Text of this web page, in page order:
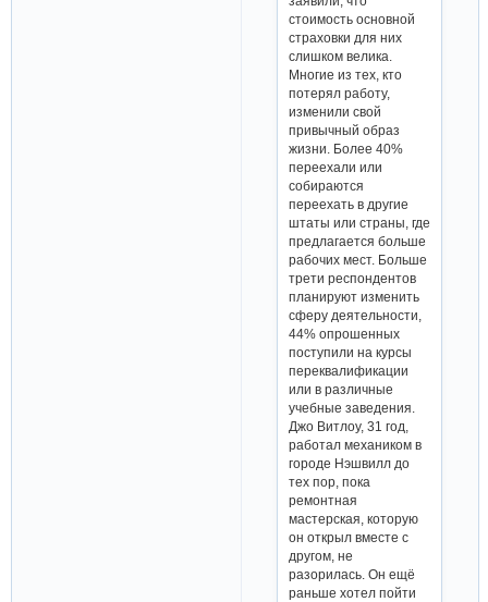
стоимость основной
страховки для них
слишком велика.
Многие из тех, кто
потерял работу,
изменили свой
привычный образ
жизни. Более 40%
переехали или
собираются
переехать в другие
штаты или страны, где
предлагается больше
рабочих мест. Больше
трети респондентов
планируют изменить
сферу деятельности,
44% опрошенных
поступили на курсы
переквалификации
или в различные
учебные заведения.
Джо Витлоу, 31 год,
работал механиком в
городе Нэшвилл до
тех пор, пока
ремонтная
мастерская, которую
он открыл вместе с
другом, не
разорилась. Он ещё
раньше хотел пойти